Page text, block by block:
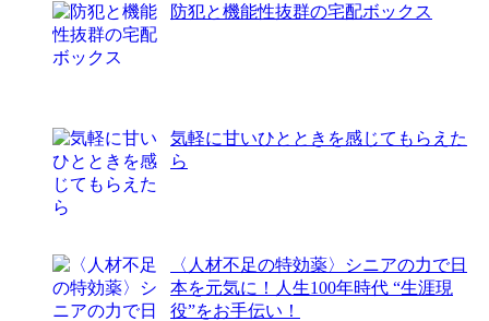
防犯と機能性抜群の宅配ボックス
気軽に甘いひとときを感じてもらえた
ら
〈人材不足の特効薬〉シニアの力で日
本を元気に！人生100年時代 “生涯現
役”をお手伝い！